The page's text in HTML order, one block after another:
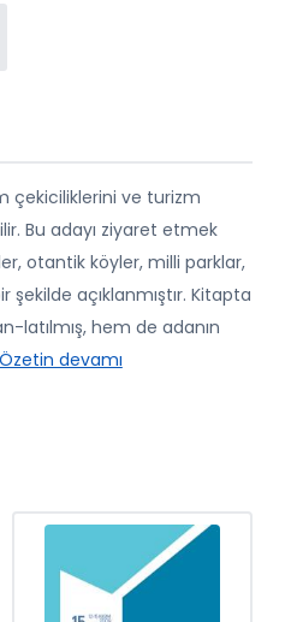
çekiciliklerini ve turizm
Bu adayı ziyaret etmek
otantik köyler, milli parklar,
açıklanmıştır. Kitapta
latılmış, hem de adanın
Özetin devamı